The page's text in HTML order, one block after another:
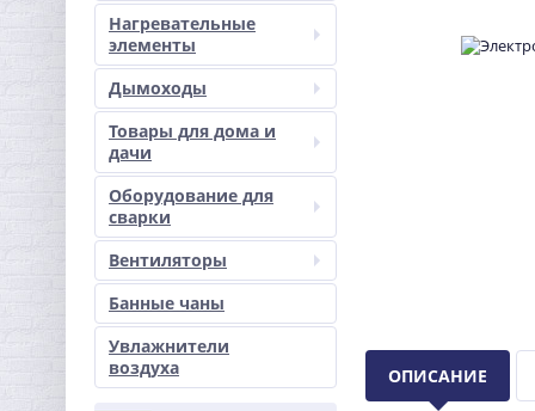
Нагревательные
элементы
Дымоходы
Товары для дома и
дачи
Оборудование для
сварки
Вентиляторы
Банные чаны
Увлажнители
воздуха
ОПИСАНИЕ